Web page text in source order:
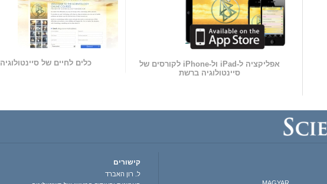
כלים לחיים של סיינטולוגיה
אפליקציה ל-iPad ול-iPhone לקורסים של
סיינטולוגיה ברשת
קישורים
ל. רון האברד